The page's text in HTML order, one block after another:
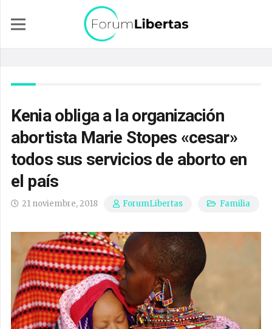
Kenia obliga a la organización
abortista Marie Stopes «cesar»
todos sus servicios de aborto en
el país
21 noviembre, 2018 ForumLibertas Familia